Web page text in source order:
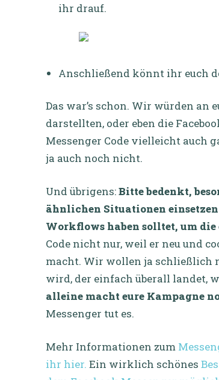
ihr drauf.
Anschließend könnt ihr euch
Das war’s schon. Wir würden an
darstellten, oder eben die
Messenger Code vielleicht auch
ja auch noch nicht.
Und übrigens:Bitte bedenkt,
ähnlichen Situationen
Workflows haben solltet, um
Code nicht nur, weil er neu und
macht. Wir wollen ja schließlich
wird, der einfach überall landet,
alleine macht eure Kampagne
Messenger tut es.
Mehr Informationen zum
ihr hier. Ein wirklich schönes